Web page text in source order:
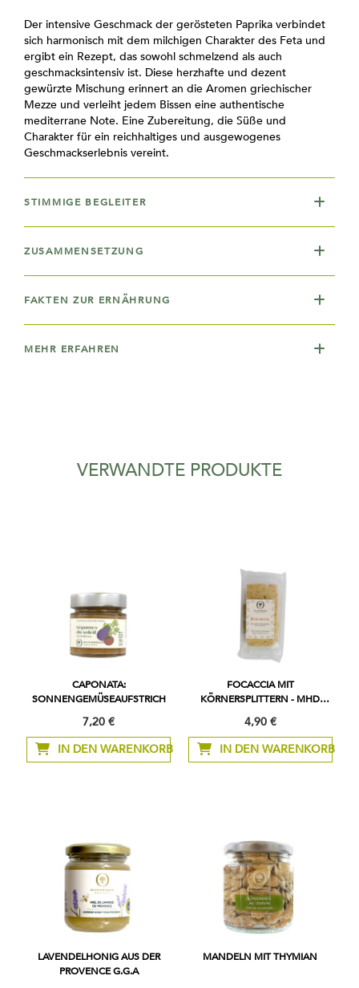
Der intensive Geschmack der gerösteten Paprika verbindet
sich harmonisch mit dem milchigen Charakter des Feta und
ergibt ein Rezept, das sowohl schmelzend als auch
geschmacksintensiv ist. Diese herzhafte und dezent
gewürzte Mischung erinnert an die Aromen griechischer
Mezze und verleiht jedem Bissen eine authentische
mediterrane Note. Eine Zubereitung, die Süße und
Charakter für ein reichhaltiges und ausgewogenes
Geschmackserlebnis vereint.
STIMMIGE BEGLEITER
ZUSAMMENSETZUNG
FAKTEN ZUR ERNÄHRUNG
MEHR ERFAHREN
VERWANDTE PRODUKTE
CAPONATA:
SONNENGEMÜSEAUFSTRICH
7,20 €
IN DEN WARENKORB
FOCACCIA MIT
KÖRNERSPLITTERN - MHD
4,90 €
IN DEN WARENKORB
LAVENDELHONIG AUS DER
PROVENCE G.G.A
MANDELN MIT THYMIAN